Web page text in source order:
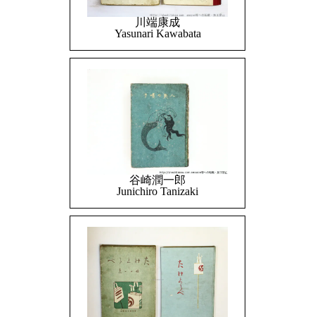
川端康成
Yasunari Kawabata
谷崎潤一郎
Junichiro Tanizaki